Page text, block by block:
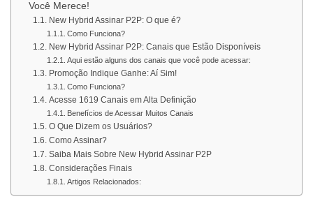
Você Merece!
New Hybrid Assinar P2P: O que é?
Como Funciona?
New Hybrid Assinar P2P: Canais que Estão Disponíveis
Aqui estão alguns dos canais que você pode acessar:
Promoção Indique Ganhe: Aí Sim!
Como Funciona?
Acesse 1619 Canais em Alta Definição
Benefícios de Acessar Muitos Canais
O Que Dizem os Usuários?
Como Assinar?
Saiba Mais Sobre New Hybrid Assinar P2P
Considerações Finais
Artigos Relacionados: